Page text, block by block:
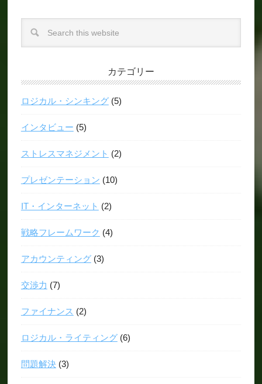
カテゴリー
ロジカル・シンキング(5)
インタビュー (5)
ストレスマネジメント (2)
プレゼンテーション (10)
IT・インターネット (2)
戦略フレームワーク (4)
アカウンティング(3)
交渉力 (7)
ファイナンス (2)
ロジカル・ライティング(6)
問題解決(3)